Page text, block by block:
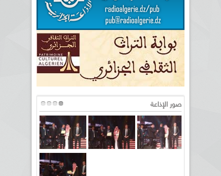
صور الإذاعة